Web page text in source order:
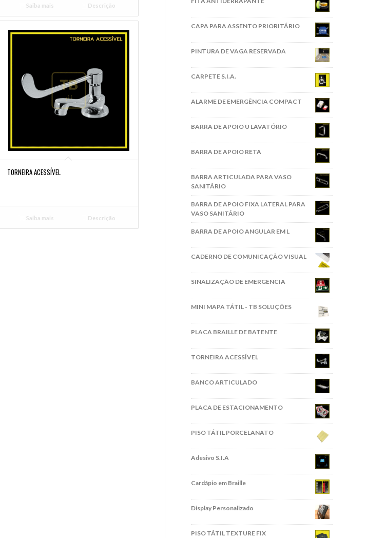
Saiba mais Descrição
TORNEIRA ACESSÍVEL
Saiba mais Descrição
CAPA PARA ASSENTO PRIORITÁRIO
PINTURA DE VAGA RESERVADA
CARPETE S.I.A.
ALARME DE EMERGÊNCIA COMPACT
BARRA DE APOIO U LAVATÓRIO
BARRA DE APOIO RETA
BARRA ARTICULADA PARA VASO
SANITÁRIO
BARRA DE APOIO FIXA LATERAL PARA
VASO SANITÁRIO
BARRA DE APOIO ANGULAR EM L
CADERNO DE COMUNICAÇÃO VISUAL
SINALIZAÇÃO DE EMERGÊNCIA
MINI MAPA TÁTIL - TB SOLUÇÕES
PLACA BRAILLE DE BATENTE
TORNEIRA ACESSÍVEL
BANCO ARTICULADO
PLACA DE ESTACIONAMENTO
PISO TÁTIL PORCELANATO
Adesivo S.I.A
Cardápio em Braille
Display Personalizado
PISO TÁTIL TEXTURE FIX